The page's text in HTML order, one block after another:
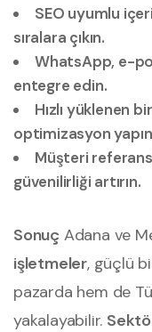
SEO uyumlu
sıralara çıkın.
WhatsApp, e-
entegre edin.
Hızlı yüklenen
optimizasyon
Müşteri
güvenilirliği artırın.
Sonuç Adana ve
işletmeler, güçlü
pazarda hem de
yakalayabilir.